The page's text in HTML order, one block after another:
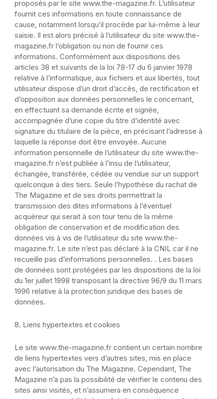
proposés par le site www.the-magazine.fr. L’utilisateur
fournit ces informations en toute connaissance de
cause, notamment lorsqu’il procède par lui-même à leur
saisie. Il est alors précisé à l’utilisateur du site www.the-
magazine.fr l’obligation ou non de fournir ces
informations. Conformément aux dispositions des
articles 38 et suivants de la loi 78-17 du 6 janvier 1978
relative à l’informatique, aux fichiers et aux libertés, tout
utilisateur dispose d’un droit d’accès, de rectification et
d’opposition aux données personnelles le concernant,
en effectuant sa demande écrite et signée,
accompagnée d’une copie du titre d’identité avec
signature du titulaire de la pièce, en précisant l’adresse à
laquelle la réponse doit être envoyée. Aucune
information personnelle de l’utilisateur du site www.the-
magazine.fr n’est publiée à l’insu de l’utilisateur,
échangée, transférée, cédée ou vendue sur un support
quelconque à des tiers. Seule l’hypothèse du rachat de
The Magazine et de ses droits permettrait la
transmission des dites informations à l’éventuel
acquéreur qui serait à son tour tenu de la même
obligation de conservation et de modification des
données vis à vis de l’utilisateur du site www.the-
magazine.fr. Le site n’est pas déclaré à la CNIL car il ne
recueille pas d’informations personnelles. . Les bases
de données sont protégées par les dispositions de la loi
du 1er juillet 1998 transposant la directive 96/9 du 11 mars
1996 relative à la protection juridique des bases de
données.
8. Liens hypertextes et cookies
Le site www.the-magazine.fr contient un certain nombre
de liens hypertextes vers d’autres sites, mis en place
avec l’autorisation du The Magazine. Cependant, The
Magazine n’a pas la possibilité de vérifier le contenu des
sites ainsi visités, et n’assumera en conséquence